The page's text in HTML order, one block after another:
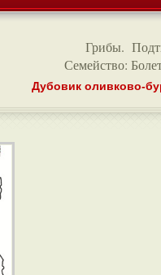
Грибы.
Семейство:
Дубовик оливково-